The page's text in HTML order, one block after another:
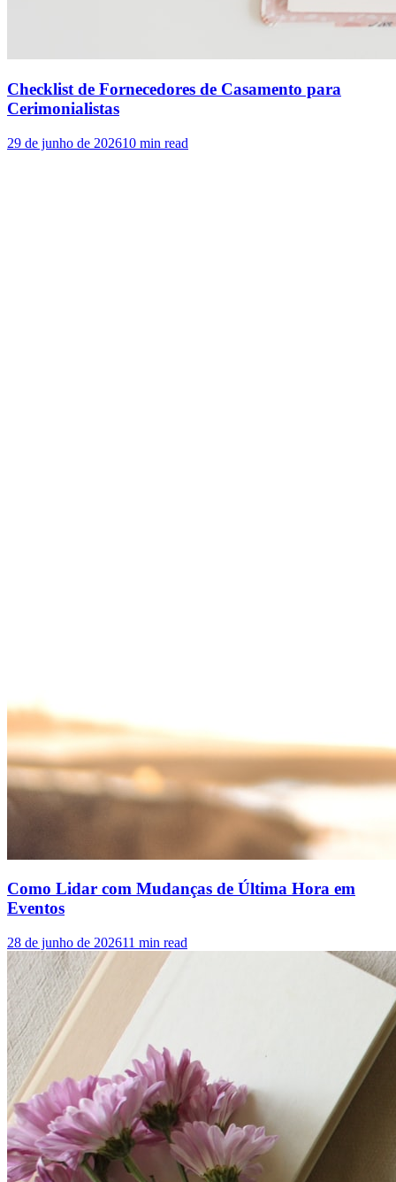
Checklist de Fornecedores de Casamento para
Cerimonialistas
29 de junho de 202610 min read
Como Lidar com Mudanças de Última Hora em
Eventos
28 de junho de 202611 min read